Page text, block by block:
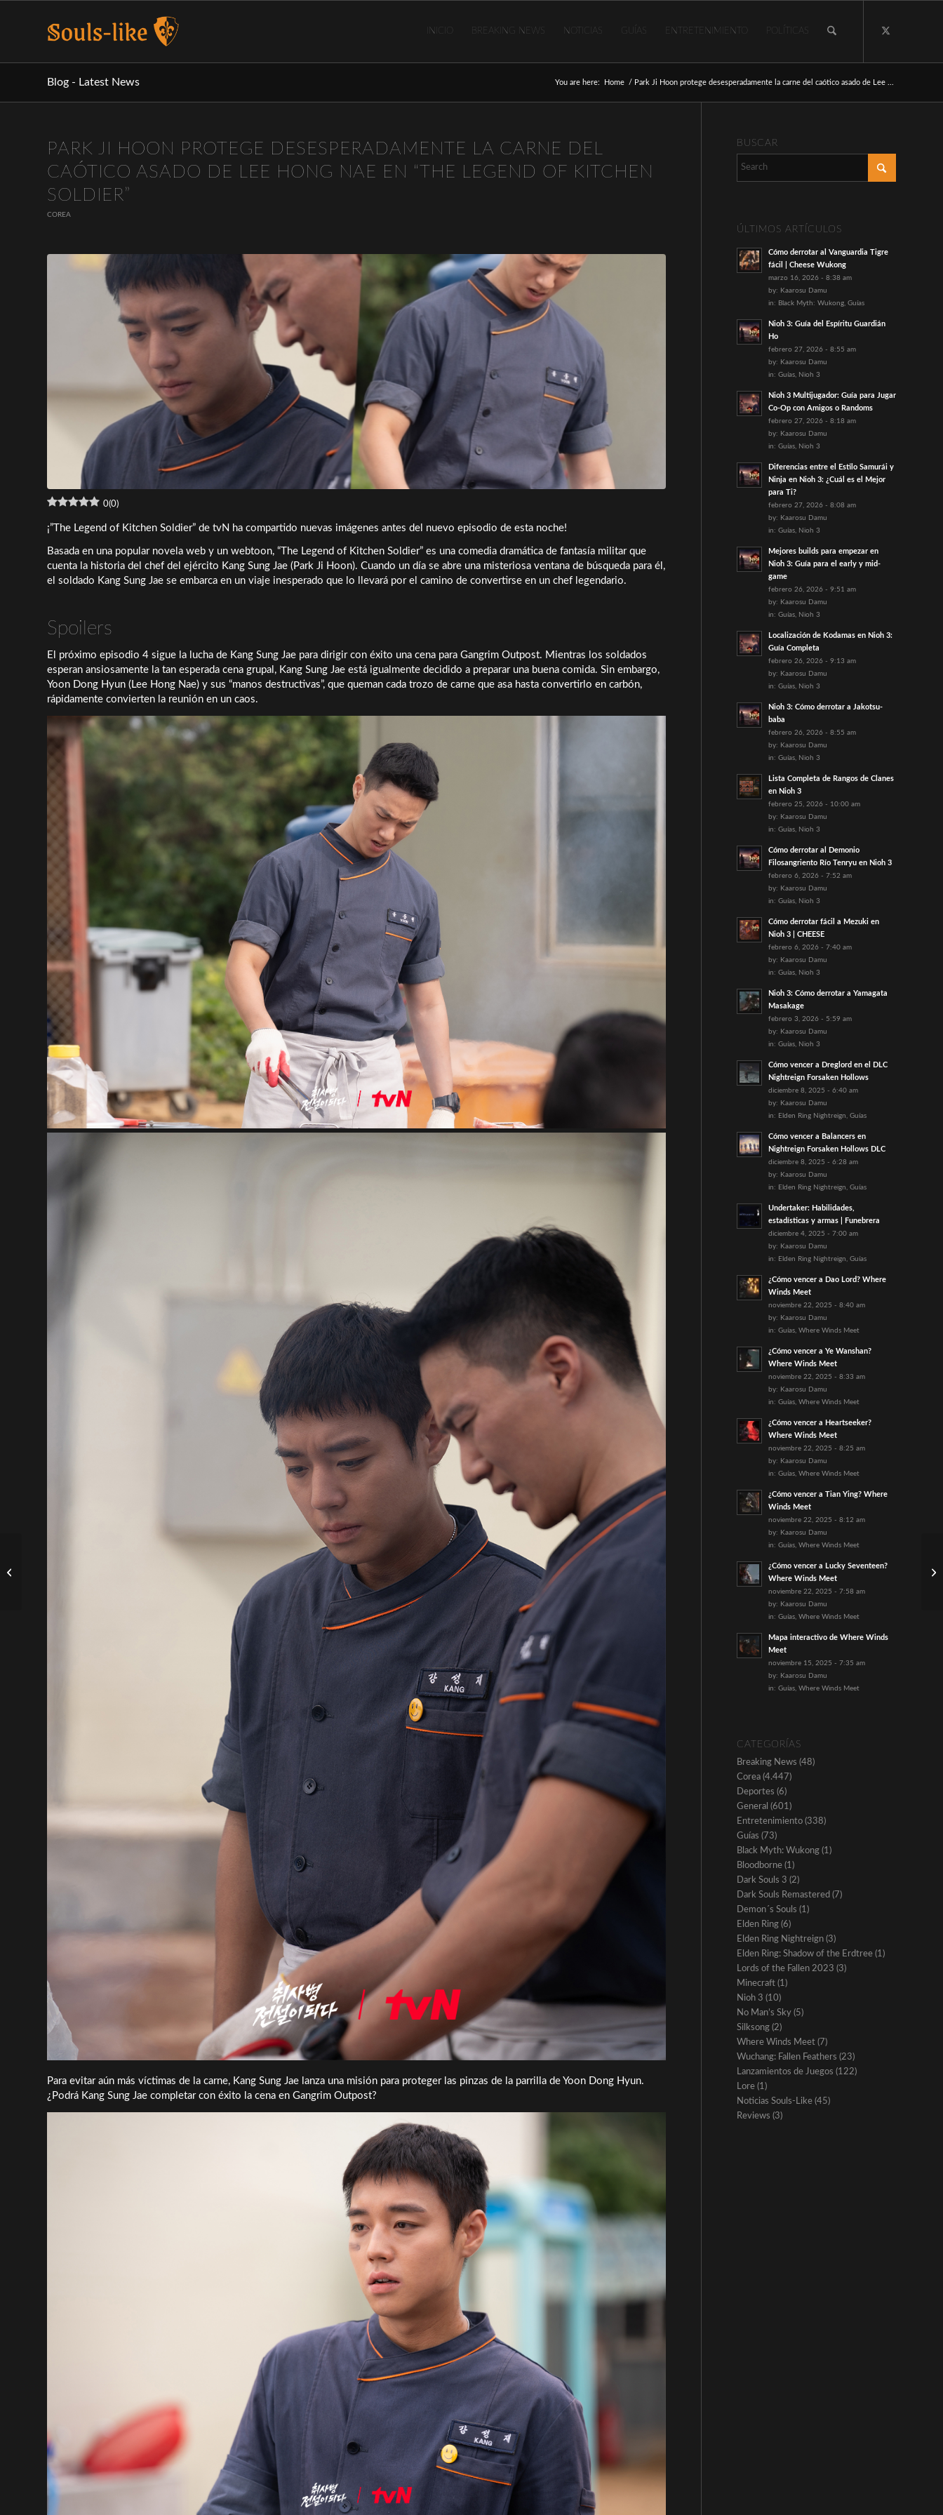
INICIO BREAKING NEWS NOTICIAS GUÍAS ENTRETENIMIENTO POLÍTICAS
Blog - Latest News You are here: Home / Park Ji Hoon protege desesperadamente la carne del caótico asado de Lee ...
PARK JI HOON PROTEGE DESESPERADAMENTE LA CARNE DEL
CAÓTICO ASADO DE LEE HONG NAE EN “THE LEGEND OF KITCHEN
SOLDIER”
COREA
0(0)
¡”The Legend of Kitchen Soldier” de tvN ha compartido nuevas imágenes antes del nuevo episodio de esta noche!
Basada en una popular novela web y un webtoon, “The Legend of Kitchen Soldier” es una comedia dramática de fantasía militar que
cuenta la historia del chef del ejército Kang Sung Jae (Park Ji Hoon). Cuando un día se abre una misteriosa ventana de búsqueda para él,
el soldado Kang Sung Jae se embarca en un viaje inesperado que lo llevará por el camino de convertirse en un chef legendario.
Spoilers
El próximo episodio 4 sigue la lucha de Kang Sung Jae para dirigir con éxito una cena para Gangrim Outpost. Mientras los soldados
esperan ansiosamente la tan esperada cena grupal, Kang Sung Jae está igualmente decidido a preparar una buena comida. Sin embargo,
Yoon Dong Hyun (Lee Hong Nae) y sus “manos destructivas”, que queman cada trozo de carne que asa hasta convertirlo en carbón,
rápidamente convierten la reunión en un caos.
Para evitar aún más víctimas de la carne, Kang Sung Jae lanza una misión para proteger las pinzas de la parrilla de Yoon Dong Hyun.
¿Podrá Kang Sung Jae completar con éxito la cena en Gangrim Outpost?
BUSCAR
ÚLTIMOS ARTÍCULOS
Cómo derrotar al Vanguardia Tigre
fácil | Cheese Wukong
marzo 16, 2026 - 8:38 am
by: Kaarosu Damu
in: Black Myth: Wukong, Guías
Nioh 3: Guía del Espíritu Guardián
Ho
febrero 27, 2026 - 8:55 am
by: Kaarosu Damu
in: Guías, Nioh 3
Nioh 3 Multijugador: Guía para Jugar
Co-Op con Amigos o Randoms
febrero 27, 2026 - 8:18 am
by: Kaarosu Damu
in: Guías, Nioh 3
Diferencias entre el Estilo Samurái y
Ninja en Nioh 3: ¿Cuál es el Mejor
para Ti?
febrero 27, 2026 - 8:08 am
by: Kaarosu Damu
in: Guías, Nioh 3
Mejores builds para empezar en
Nioh 3: Guía para el early y mid-
game
febrero 26, 2026 - 9:51 am
by: Kaarosu Damu
in: Guías, Nioh 3
Localización de Kodamas en Nioh 3:
Guía Completa
febrero 26, 2026 - 9:13 am
by: Kaarosu Damu
in: Guías, Nioh 3
Nioh 3: Cómo derrotar a Jakotsu-
baba
febrero 26, 2026 - 8:55 am
by: Kaarosu Damu
in: Guías, Nioh 3
Lista Completa de Rangos de Clanes
en Nioh 3
febrero 25, 2026 - 10:00 am
by: Kaarosu Damu
in: Guías, Nioh 3
Cómo derrotar al Demonio
Filosangriento Río Tenryu en Nioh 3
febrero 6, 2026 - 7:52 am
by: Kaarosu Damu
in: Guías, Nioh 3
Cómo derrotar fácil a Mezuki en
Nioh 3 | CHEESE
febrero 6, 2026 - 7:40 am
by: Kaarosu Damu
in: Guías, Nioh 3
Nioh 3: Cómo derrotar a Yamagata
Masakage
febrero 3, 2026 - 5:59 am
by: Kaarosu Damu
in: Guías, Nioh 3
Cómo vencer a Dreglord en el DLC
Nightreign Forsaken Hollows
diciembre 8, 2025 - 6:40 am
by: Kaarosu Damu
in: Elden Ring Nightreign, Guías
Cómo vencer a Balancers en
Nightreign Forsaken Hollows DLC
diciembre 8, 2025 - 6:28 am
by: Kaarosu Damu
in: Elden Ring Nightreign, Guías
Undertaker: Habilidades,
estadísticas y armas | Funebrera
diciembre 4, 2025 - 7:00 am
by: Kaarosu Damu
in: Elden Ring Nightreign, Guías
¿Cómo vencer a Dao Lord? Where
Winds Meet
noviembre 22, 2025 - 8:40 am
by: Kaarosu Damu
in: Guías, Where Winds Meet
¿Cómo vencer a Ye Wanshan?
Where Winds Meet
noviembre 22, 2025 - 8:33 am
by: Kaarosu Damu
in: Guías, Where Winds Meet
¿Cómo vencer a Heartseeker?
Where Winds Meet
noviembre 22, 2025 - 8:25 am
by: Kaarosu Damu
in: Guías, Where Winds Meet
¿Cómo vencer a Tian Ying? Where
Winds Meet
noviembre 22, 2025 - 8:12 am
by: Kaarosu Damu
in: Guías, Where Winds Meet
¿Cómo vencer a Lucky Seventeen?
Where Winds Meet
noviembre 22, 2025 - 7:58 am
by: Kaarosu Damu
in: Guías, Where Winds Meet
Mapa interactivo de Where Winds
Meet
noviembre 15, 2025 - 7:35 am
by: Kaarosu Damu
in: Guías, Where Winds Meet
CATEGORÍAS
Breaking News (48)
Corea(4.447)
Deportes (6)
General (601)
Entretenimiento(338)
Guías (73)
Black Myth: Wukong(1)
Bloodborne(1)
Dark Souls 3 (2)
Dark Souls Remastered (7)
Demon´s Souls (1)
Elden Ring(6)
Elden Ring Nightreign(3)
Elden Ring: Shadow of the Erdtree(1)
Lords of the Fallen 2023 (3)
Minecraft(1)
Nioh 3 (10)
No Man’s Sky(5)
Silksong(2)
Where Winds Meet(7)
Wuchang: Fallen Feathers (23)
Lanzamientos de Juegos (122)
Lore(1)
Noticias Souls-Like(45)
Reviews (3)